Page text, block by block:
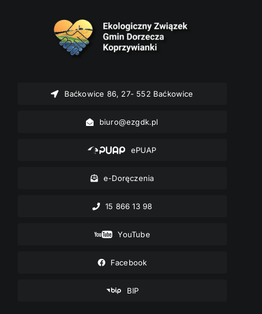
Baćkowice 86, 27- 552 Baćkowice
biuro@ezgdk.pl
ePUAP
e-Doręczenia
15 866 13 98
YouTube
Facebook
BIP